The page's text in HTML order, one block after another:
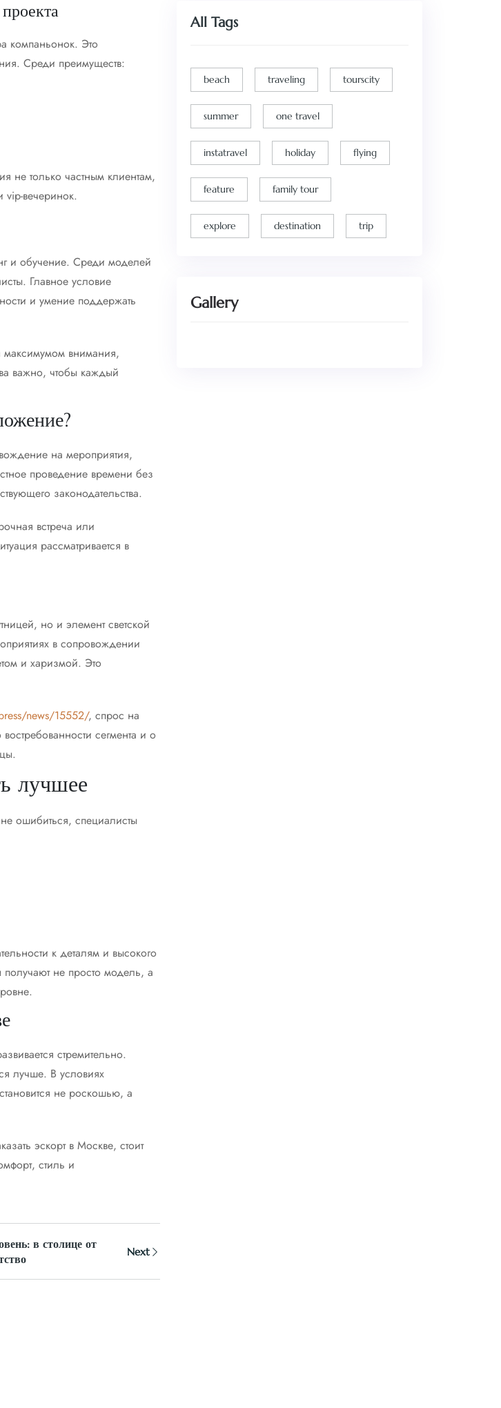
компаньонок. Это
Среди преимуществ:
не только частным клиентам,
вечеринок.
и обучение. Среди моделей
Главное условие
и умение поддержать
максимумом внимания,
важно, чтобы каждый
на мероприятия,
проведение времени без
законодательства.
встреча или
рассматривается в
но и элемент светской
в сопровождении
и харизмой. Это
news/15552/, спрос на
сегмента и о
лучшее
ошибиться, специалисты
к деталям и высокого
получают не просто модель, а
стремительно.
лучше. В условиях
не роскошью, а
эскорт в Москве, стоит
стиль и
в столице от
Next
All Tags
beach traveling tourscity
summer one travel
instatravel holiday flying
feature family tour
explore destination trip
Gallery